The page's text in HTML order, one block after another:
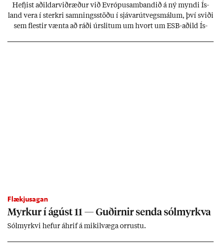
Hefj­ist að­ild­ar­við­ræð­ur við Evr­ópu­sam­band­ið á ný myndi Ís­
land vera í sterkri samn­ings­stöðu í sjáv­ar­út­vegs­mál­um, því sviði
sem flest­ir vænta að ráði úr­slit­um um hvort um ESB-að­ild Ís­
Flækjusagan
Myrk­ur í ág­úst 11 — Guð­irn­ir senda sól­myrkva
Sól­myrkvi hef­ur áhrif á mik­il­væga orr­ustu.